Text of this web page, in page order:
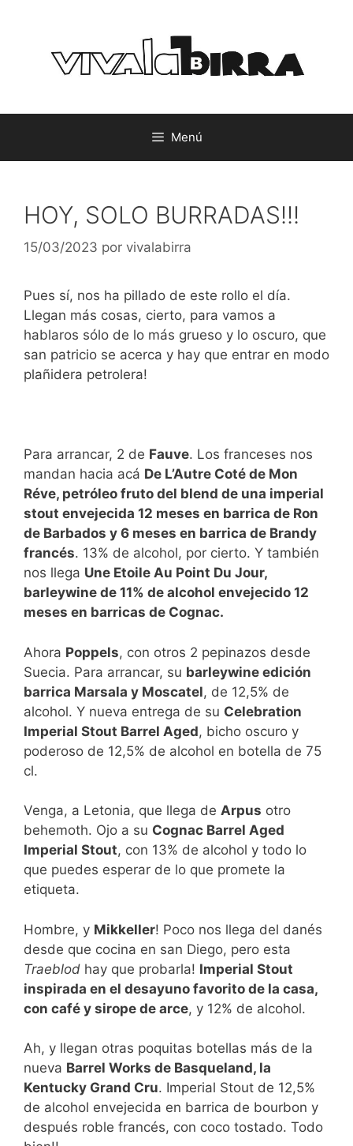
contenido
Menú
HOY, SOLO BURRADAS!!!
15/03/2023 por vivalabirra
Pues sí, nos ha pillado de este rollo el día.
Llegan más cosas, cierto, para vamos a
hablaros sólo de lo más grueso y lo oscuro, que
san patricio se acerca y hay que entrar en modo
plañidera petrolera!
Para arrancar, 2 de Fauve. Los franceses nos
mandan hacia acá De L’Autre Coté de Mon
Réve, petróleo fruto del blend de una imperial
stout envejecida 12 meses en barrica de Ron
de Barbados y 6 meses en barrica de Brandy
francés. 13% de alcohol, por cierto. Y también
nos llega Une Etoile Au Point Du Jour,
barleywine de 11% de alcohol envejecido 12
meses en barricas de Cognac.
Ahora Poppels, con otros 2 pepinazos desde
Suecia. Para arrancar, su barleywine edición
barrica Marsala y Moscatel, de 12,5% de
alcohol. Y nueva entrega de su Celebration
Imperial Stout Barrel Aged, bicho oscuro y
poderoso de 12,5% de alcohol en botella de 75
cl.
Venga, a Letonia, que llega de Arpus otro
behemoth. Ojo a su Cognac Barrel Aged
Imperial Stout, con 13% de alcohol y todo lo
que puedes esperar de lo que promete la
etiqueta.
Hombre, y Mikkeller! Poco nos llega del danés
desde que cocina en san Diego, pero esta
Traeblod hay que probarla! Imperial Stout
inspirada en el desayuno favorito de la casa,
con café y sirope de arce, y 12% de alcohol.
Ah, y llegan otras poquitas botellas más de la
nueva Barrel Works de Basqueland, la
Kentucky Grand Cru. Imperial Stout de 12,5%
de alcohol envejecida en barrica de bourbon y
después roble francés, con coco tostado. Todo